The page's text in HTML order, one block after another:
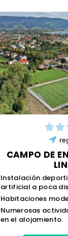
CAMPO DE
Instalación
artificial a poca
Habitaciones
Numerosas
en el alojamiento.